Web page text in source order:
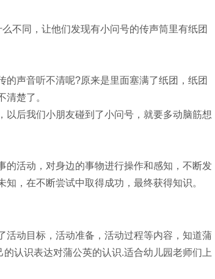
不同，让他们发现有小问号的传声筒里有纸团
声音听不清呢?原来是里面塞满了纸团，纸团
楚了。
后我们小朋友碰到了小问号，就要多动脑筋想
活动，对身边的事物进行操作和感知，不断发
，在不断尝试中取得成功，最终获得知识。
活动目标，活动准备，活动过程等内容，知道蒲
认识表达对蒲公英的认识.适合幼儿园老师们上